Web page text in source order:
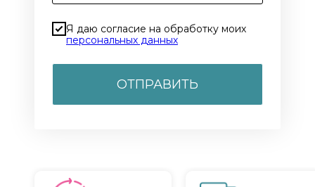
Я даю согласие на обработку моих
персональных данных
ОТПРАВИТЬ